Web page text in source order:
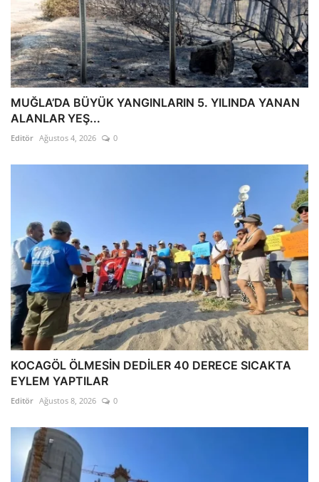
MUĞLA’DA BÜYÜK YANGINLARIN 5. YILINDA YANAN
ALANLAR YEŞ...
Editör Ağustos 4, 2026 0
KOCAGÖL ÖLMESİN DEDİLER 40 DERECE SICAKTA
EYLEM YAPTILAR
Editör Ağustos 8, 2026 0